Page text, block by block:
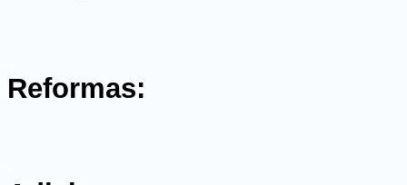
Reformas: